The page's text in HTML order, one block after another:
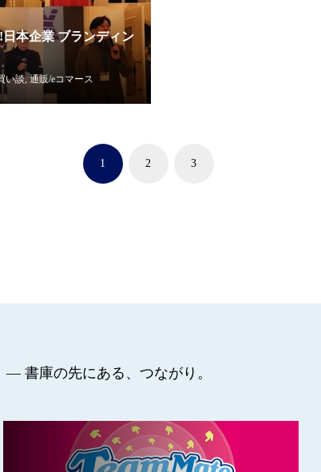
日本企業 ブランディン
い談, 通販/eコマース
1 2 3
— 書庫の先にある、つながり。